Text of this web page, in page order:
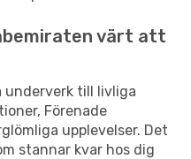
värt att
underverk till livliga
Förenade
upplevelser. Det
stannar kvar hos dig